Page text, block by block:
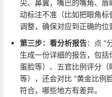
尖、鼻翼，嘴巴的嘴角、
动标注不准（比如把眼角
调整，确保对应到正确的位
第三步：看分析报告：点 “
生成一份详细的报告，包
蛋脸等）、五官比例评分
等），还会对比 “黄金比例
符合，哪些地方有差异。